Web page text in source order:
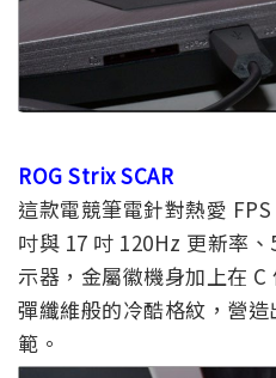
ROG Strix SCAR
這款電競筆電針對熱愛
吋與 17 吋 120Hz 更新率
示器，金屬徽機身加上在 C
彈纖維般的冷酷格紋，營
範。